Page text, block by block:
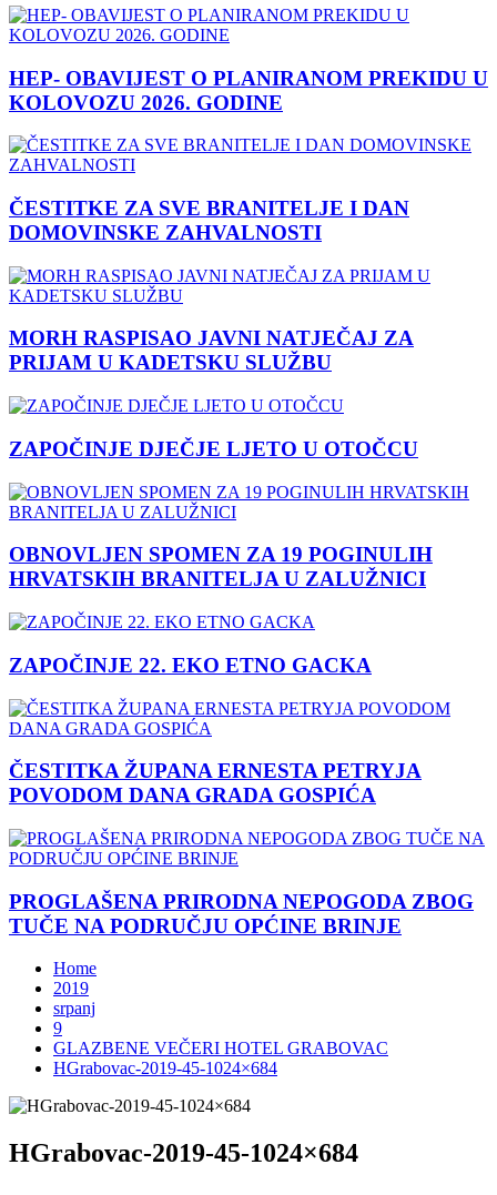
HEP- OBAVIJEST O PLANIRANOM PREKIDU U
KOLOVOZU 2026. GODINE
ČESTITKE ZA SVE BRANITELJE I DAN
DOMOVINSKE ZAHVALNOSTI
MORH RASPISAO JAVNI NATJEČAJ ZA
PRIJAM U KADETSKU SLUŽBU
ZAPOČINJE DJEČJE LJETO U OTOČCU
OBNOVLJEN SPOMEN ZA 19 POGINULIH
HRVATSKIH BRANITELJA U ZALUŽNICI
ZAPOČINJE 22. EKO ETNO GACKA
ČESTITKA ŽUPANA ERNESTA PETRYJA
POVODOM DANA GRADA GOSPIĆA
PROGLAŠENA PRIRODNA NEPOGODA ZBOG
TUČE NA PODRUČJU OPĆINE BRINJE
Home
2019
srpanj
9
GLAZBENE VEČERI HOTEL GRABOVAC
HGrabovac-2019-45-1024×684
HGrabovac-2019-45-1024×684